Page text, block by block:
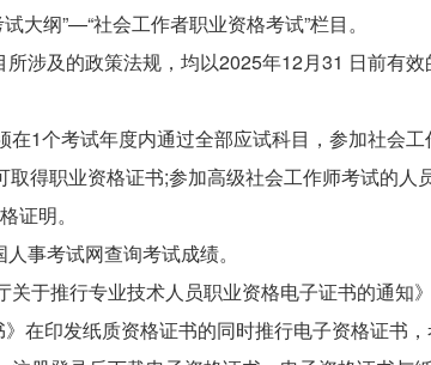
大纲”—“社会工作者职业资格考试”栏目。
涉及的政策法规，均以2025年12月31 日前有效
在1个考试年度内通过全部应试科目，参加社会
得职业资格证书;参加高级社会工作师考试的人
证明。
事考试网查询考试成绩。
关于推行专业技术人员职业资格电子证书的通知
在印发纸质资格证书的同时推行电子资格证书